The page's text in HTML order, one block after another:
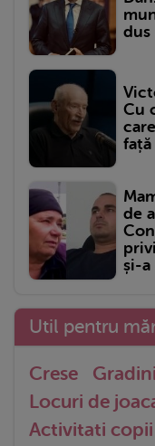
dus
Cu
de
și-a
Util pentru
Crese
Locuri de
Activitati copii